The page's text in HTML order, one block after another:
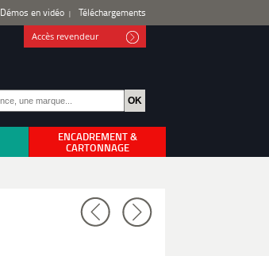
Démos en vidéo Téléchargements
Accès revendeur
ENCADREMENT &
CARTONNAGE